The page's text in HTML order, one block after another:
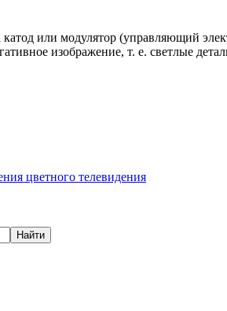
или модулятор (управляющий
изображение, т. е. светлые
цветного телевидения